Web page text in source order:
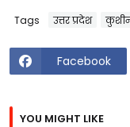
Tags उत्तर प्रदेश
Facebook
YOU MIGHT LIKE